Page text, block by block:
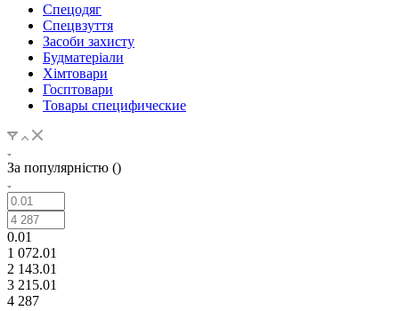
Спецодяг
Спецвзуття
Засоби захисту
Будматеріали
Хімтовари
Госптовари
Товары специфические
За популярністю ()
0.01
1 072.01
2 143.01
3 215.01
4 287